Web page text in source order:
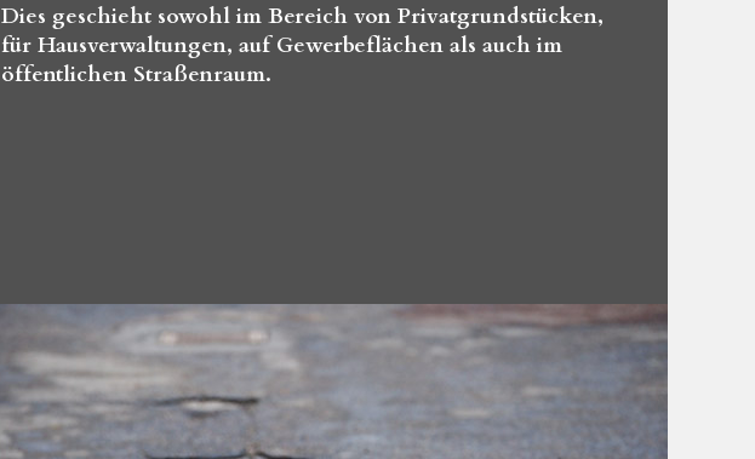
Dies geschieht sowohl im Bereich von Privatgrundstücken,
für Hausverwaltungen, auf Gewerbeflächen als auch im
öffentlichen Straßenraum.